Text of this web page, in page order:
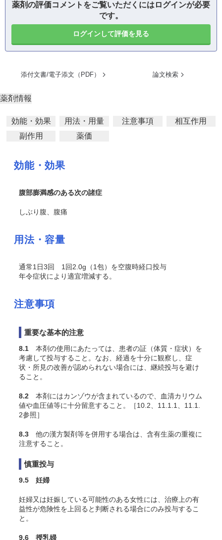
薬剤の評価コメントをご覧いただくにはログインが必要
です。
ログインして評価を見る
添付文書/電子添文（PDF） 論文検索
薬剤情報
効能・効果 用法・用量 注意事項
相互作用
副作用
薬価
効能・効果
腹部膨満感のある次の諸症
しぶり腹、腹痛
用法・容量
通常1日3回 1回2.0g（1包）を空腹時経口投与
年令症状により適宜増減する。
注意事項
重要な基本的注意
8.1 本剤の使用にあたっては、患者の証（体質・症状）を
考慮して投与すること。なお、経過を十分に観察し、症
状・所見の改善が認められない場合には、継続投与を避け
ること。
8.2 本剤にはカンゾウが含まれているので、血清カリウム
値や血圧値等に十分留意すること。［10.2、11.1.1、11.1.
2参照］
8.3 他の漢方製剤等を併用する場合は、含有生薬の重複に
注意すること。
慎重投与
9.5 妊婦
妊婦又は妊娠している可能性のある女性には、治療上の有
益性が危険性を上回ると判断される場合にのみ投与するこ
と。
9.6 授乳婦